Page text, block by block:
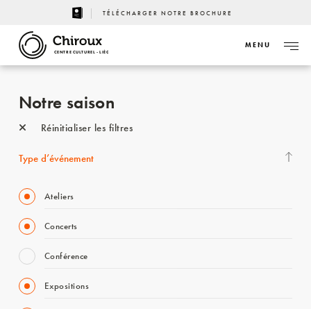
TÉLÉCHARGER NOTRE BROCHURE
CENTRE CULTUREL - LIÈGE
MENU
Notre saison
Réinitialiser les filtres
Type d’événement
Ateliers
Concerts
Conférence
Expositions